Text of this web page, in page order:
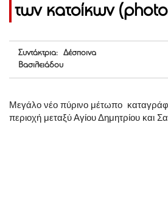
των κατοίκων
Συντάκτρια: Δέσποινα
Βασιλειάδου
Μεγάλο νέο πύρινο μέτωπο
περιοχή μεταξύ Αγίου Δημητρίου και